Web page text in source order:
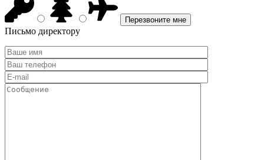
Письмо директору